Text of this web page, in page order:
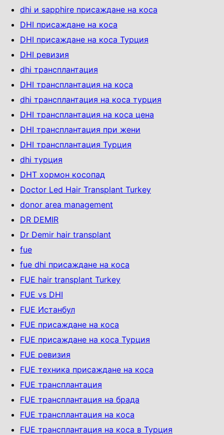
dhi и sapphire присаждане на коса
DHI присаждане на коса
DHI присаждане на коса Турция
DHI ревизия
dhi трансплантация
DHI трансплантация на коса
dhi трансплантация на коса турция
DHI трансплантация на коса цена
DHI трансплантация при жени
DHI трансплантация Турция
dhi турция
DHT хормон косопад
Doctor Led Hair Transplant Turkey
donor area management
DR DEMIR
Dr Demir hair transplant
fue
fue dhi присаждане на коса
FUE hair transplant Turkey
FUE vs DHI
FUE Истанбул
FUE присаждане на коса
FUE присаждане на коса Турция
FUE ревизия
FUE техника присаждане на коса
FUE трансплантация
FUE трансплантация на брада
FUE трансплантация на коса
FUE трансплантация на коса в Турция